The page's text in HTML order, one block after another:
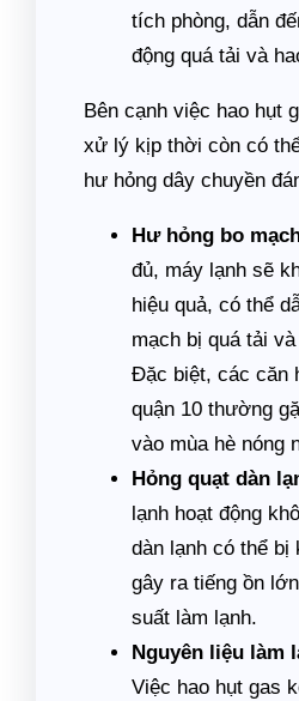
tích phòng, dẫn
động quá tải và
Bên cạnh việc hao hụt
xử lý kịp thời còn có
hư hỏng dây chuyền
Hư hỏng bo
đủ, máy lạnh sẽ
hiệu quả, có thể
mạch bị quá tải
Đặc biệt, các căn
quận 10 thường
vào mùa hè nóng
Hỏng quạt dàn
lạnh hoạt động
dàn lạnh có thể bị
gây ra tiếng ồn
suất làm lạnh.
Nguyên liệu làm
Việc hao hụt gas